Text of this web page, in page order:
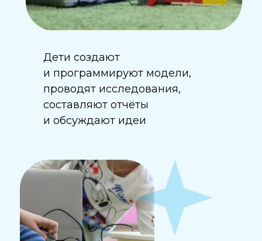
Дети создают
и программируют модели,
проводят исследования,
составляют отчёты
и обсуждают идеи